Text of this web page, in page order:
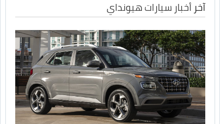
آخرأخبار سيارات هيونداي